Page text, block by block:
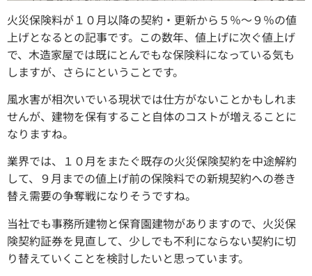
火災保険料が１０月以降の契約・更新から５％〜９％の値
上げとなるとの記事です。この数年、値上げに次ぐ値上げ
で、木造家屋では既にとんでもな保険料になっている気も
しますが、さらにということです。
風水害が相次いでいる現状では仕方がないことかもしれま
せんが、建物を保有すること自体のコストが増えることに
なりますね。
業界では、１０月をまたぐ既存の火災保険契約を中途解約
して、９月までの値上げ前の保険料での新規契約への巻き
替え需要の争奪戦になりそうですね。
当社でも事務所建物と保育園建物がありますので、火災保
険契約証券を見直して、少しでも不利にならない契約に切
り替えていくことを検討したいと思っています。